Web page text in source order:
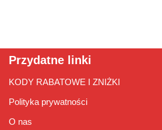
Przydatne linki
KODY RABATOWE I ZNIŻKI
Polityka prywatności
O nas